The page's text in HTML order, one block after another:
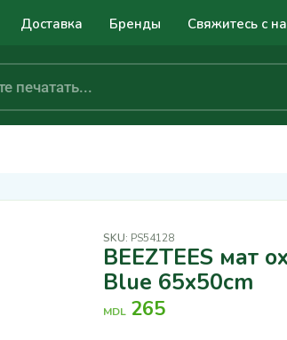
Доставка Бренды Свяжитесь с
SKU: PS54128
BEEZTEES мат
Blue 65x50cm
MDL 265